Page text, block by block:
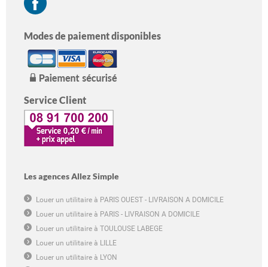
Modes de paiement disponibles
Service Client
Les agences Allez Simple
Louer un utilitaire à PARIS OUEST - LIVRAISON A DOMICILE
Louer un utilitaire à PARIS - LIVRAISON A DOMICILE
Louer un utilitaire à TOULOUSE LABEGE
Louer un utilitaire à LILLE
Louer un utilitaire à LYON